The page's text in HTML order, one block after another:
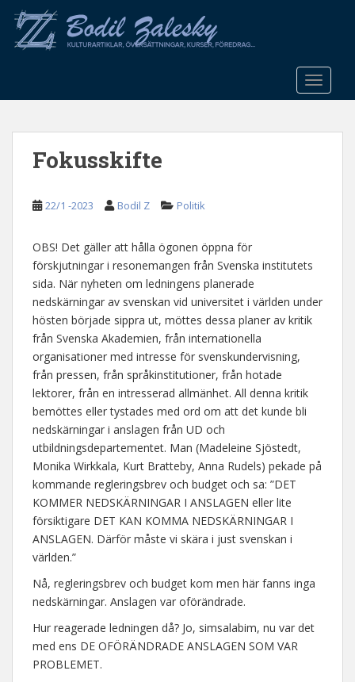
o
Fokusskifte
22/1 -2023 Bodil Z Politik
OBS! Det gäller att hålla ögonen öppna för
förskjutningar i resonemangen från Svenska institutets
sida. När nyheten om ledningens planerade
nedskärningar av svenskan vid universitet i världen under
hösten började sippra ut, möttes dessa planer av kritik
från Svenska Akademien, från internationella
organisationer med intresse för svenskundervisning,
från pressen, från språkinstitutioner, från hotade
lektorer, från en intresserad allmänhet. All denna kritik
bemöttes eller tystades med ord om att det kunde bli
nedskärningar i anslagen från UD och
utbildningsdepartementet. Man (Madeleine Sjöstedt,
Monika Wirkkala, Kurt Bratteby, Anna Rudels) pekade på
kommande regleringsbrev och budget och sa: ”DET
KOMMER NEDSKÄRNINGAR I ANSLAGEN eller lite
försiktigare DET KAN KOMMA NEDSKÄRNINGAR I
ANSLAGEN. Därför måste vi skära i just svenskan i
världen.”
Nå, regleringsbrev och budget kom men här fanns inga
nedskärningar. Anslagen var oförändrade.
Hur reagerade ledningen då? Jo, simsalabim, nu var det
med ens DE OFÖRÄNDRADE ANSLAGEN SOM VAR
PROBLEMET.